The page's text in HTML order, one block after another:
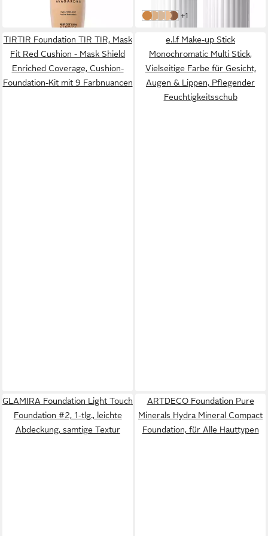
05-Balanced Medium
01-Light Fair
02-Balanced Fair
04-Light Medium
09-Deep Dark
weitere Farben:
+1
TIRTIR Foundation TIR TIR, Mask
Fit Red Cushion - Mask Shield
Enriched Coverage, Cushion-
Foundation-Kit mit 9 Farbnuancen
e.l.f Make-up Stick
Monochromatic Multi Stick,
Vielseitige Farbe für Gesicht,
Augen & Lippen, Pflegender
Feuchtigkeitsschub
GLAMIRA Foundation Light Touch
Foundation #2, 1-tlg., leichte
Abdeckung, samtige Textur
ARTDECO Foundation Pure
Minerals Hydra Mineral Compact
Foundation, für Alle Hauttypen